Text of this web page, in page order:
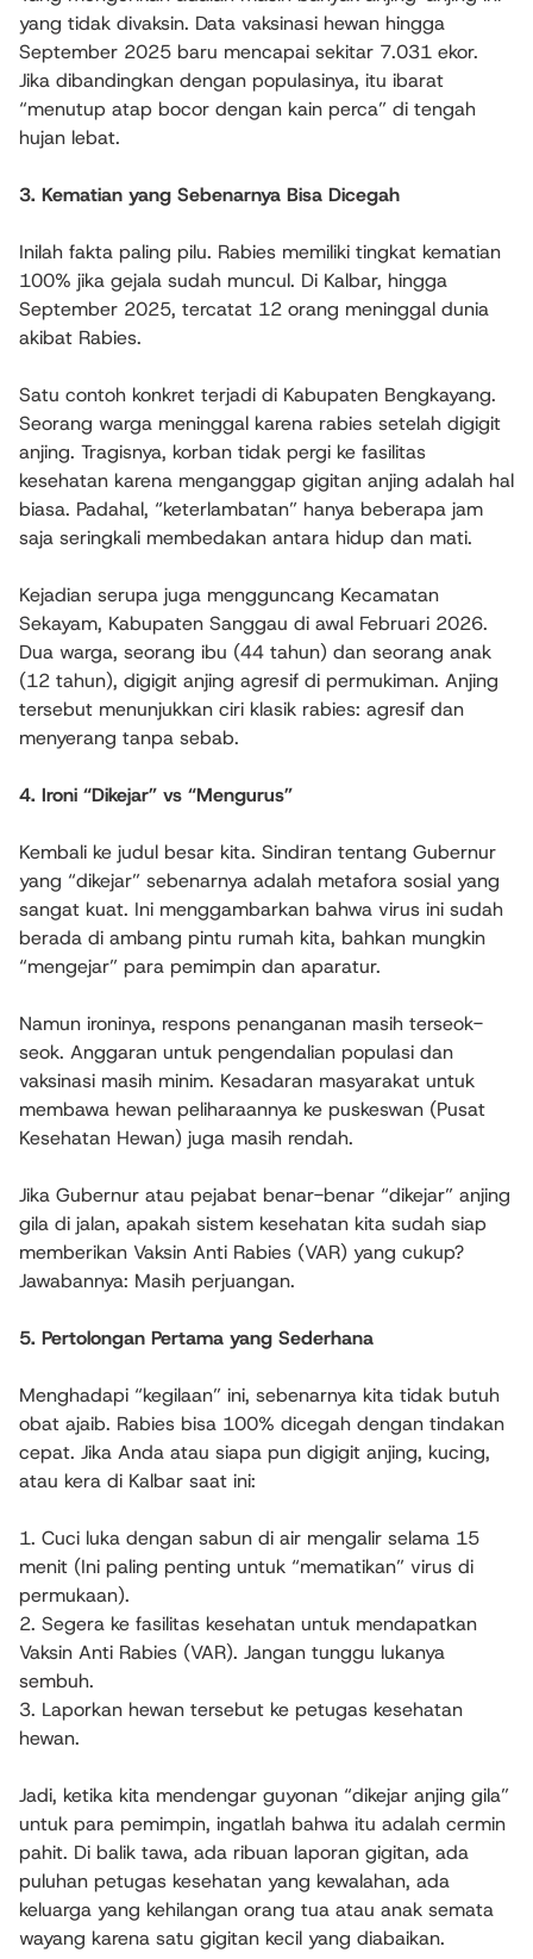
yang tidak divaksin. Data vaksinasi hewan hingga
September 2025 baru mencapai sekitar 7.031 ekor.
Jika dibandingkan dengan populasinya, itu ibarat
“menutup atap bocor dengan kain perca” di tengah
hujan lebat.
3. Kematian yang Sebenarnya Bisa Dicegah
Inilah fakta paling pilu. Rabies memiliki tingkat kematian
100% jika gejala sudah muncul. Di Kalbar, hingga
September 2025, tercatat 12 orang meninggal dunia
akibat Rabies.
Satu contoh konkret terjadi di Kabupaten Bengkayang.
Seorang warga meninggal karena rabies setelah digigit
anjing. Tragisnya, korban tidak pergi ke fasilitas
kesehatan karena menganggap gigitan anjing adalah hal
biasa. Padahal, “keterlambatan” hanya beberapa jam
saja seringkali membedakan antara hidup dan mati.
Kejadian serupa juga mengguncang Kecamatan
Sekayam, Kabupaten Sanggau di awal Februari 2026.
Dua warga, seorang ibu (44 tahun) dan seorang anak
(12 tahun), digigit anjing agresif di permukiman. Anjing
tersebut menunjukkan ciri klasik rabies: agresif dan
menyerang tanpa sebab.
4. Ironi “Dikejar” vs “Mengurus”
Kembali ke judul besar kita. Sindiran tentang Gubernur
yang “dikejar” sebenarnya adalah metafora sosial yang
sangat kuat. Ini menggambarkan bahwa virus ini sudah
berada di ambang pintu rumah kita, bahkan mungkin
“mengejar” para pemimpin dan aparatur.
Namun ironinya, respons penanganan masih terseok-
seok. Anggaran untuk pengendalian populasi dan
vaksinasi masih minim. Kesadaran masyarakat untuk
membawa hewan peliharaannya ke puskeswan (Pusat
Kesehatan Hewan) juga masih rendah.
Jika Gubernur atau pejabat benar-benar “dikejar” anjing
gila di jalan, apakah sistem kesehatan kita sudah siap
memberikan Vaksin Anti Rabies (VAR) yang cukup?
Jawabannya: Masih perjuangan.
5. Pertolongan Pertama yang Sederhana
Menghadapi “kegilaan” ini, sebenarnya kita tidak butuh
obat ajaib. Rabies bisa 100% dicegah dengan tindakan
cepat. Jika Anda atau siapa pun digigit anjing, kucing,
atau kera di Kalbar saat ini:
1. Cuci luka dengan sabun di air mengalir selama 15
menit (Ini paling penting untuk “mematikan” virus di
permukaan).
2. Segera ke fasilitas kesehatan untuk mendapatkan
Vaksin Anti Rabies (VAR). Jangan tunggu lukanya
sembuh.
3. Laporkan hewan tersebut ke petugas kesehatan
hewan.
Jadi, ketika kita mendengar guyonan “dikejar anjing gila”
untuk para pemimpin, ingatlah bahwa itu adalah cermin
pahit. Di balik tawa, ada ribuan laporan gigitan, ada
puluhan petugas kesehatan yang kewalahan, ada
keluarga yang kehilangan orang tua atau anak semata
wayang karena satu gigitan kecil yang diabaikan.